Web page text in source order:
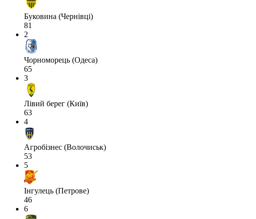
Буковина (Чернівці)
81
2
Чорноморець (Одеса)
65
3
Лівий берег (Київ)
63
4
Агробізнес (Волочиськ)
53
5
Інгулець (Петрове)
46
6